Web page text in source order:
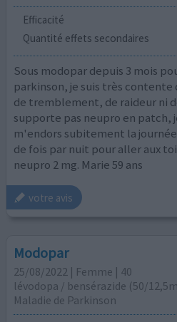
Efficacité
Quantité effets secondaires
Sous modopar depuis 3 mois
parkinson, je suis très
de tremblement, de raideur ni
supporte pas neupro en patch,
m'endors subitement la
de fois par nuit pour aller aux
neupro 2 mg. Marie 59 ans
votre avis
Modopar
25/08/2022 | Femme | 40
lévodopa / bensérazide (50/
Maladie de Parkinson